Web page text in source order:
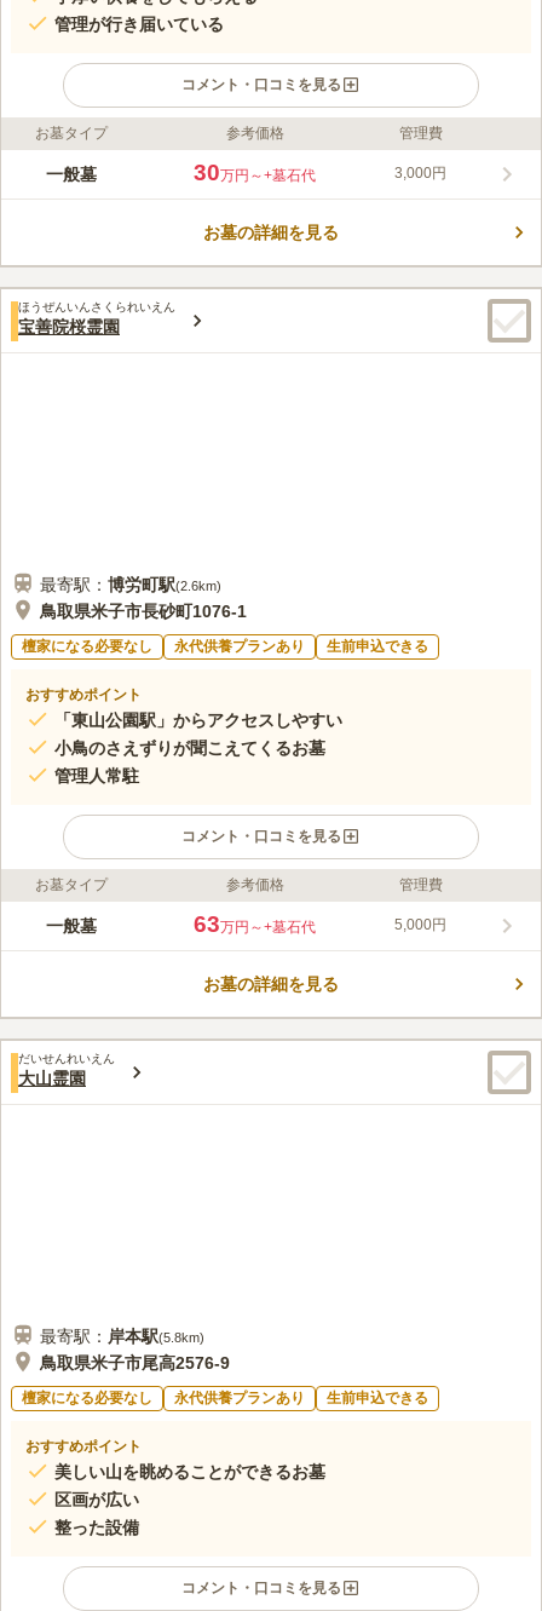
管理が行き届いている
コメント・口コミを見る
ライフドット編集部のコメント
鳥取市円護寺地区にある緑と住宅地に囲まれた静かな墓地です。
管理面や防犯面も安心です。 墓地は、「円護寺吉川公園」に隣
口コミ評価
この霊園はまだ誰からも評価されていません。
お墓タイプ 参考価格 管理費
一般墓 30万円～+墓石代 3,000円
お墓の詳細を見る
ほうぜんいんさくられいえん
宝善院桜霊園
最寄駅： 博労町駅(2.6km)
鳥取県米子市長砂町1076-1
檀家になる必要なし 永代供養プランあり 生前申込できる
おすすめポイント
「東山公園駅」からアクセスしやすい
小鳥のさえずりが聞こえてくるお墓
管理人常駐
コメント・口コミを見る
ライフドット編集部のコメント
青々とした緑が美しく、小鳥のさえずりが聞こえてくるほど静か
とができます。 園内はバリアフリーに対応しており、どなたで
に行くことができます。
口コミ評価
この霊園はまだ誰からも評価されていません。
お墓タイプ 参考価格 管理費
一般墓 63万円～+墓石代 5,000円
お墓の詳細を見る
だいせんれいえん
大山霊園
最寄駅： 岸本駅(5.8km)
鳥取県米子市尾高2576-9
檀家になる必要なし 永代供養プランあり 生前申込できる
おすすめポイント
美しい山を眺めることができるお墓
区画が広い
整った設備
コメント・口コミを見る